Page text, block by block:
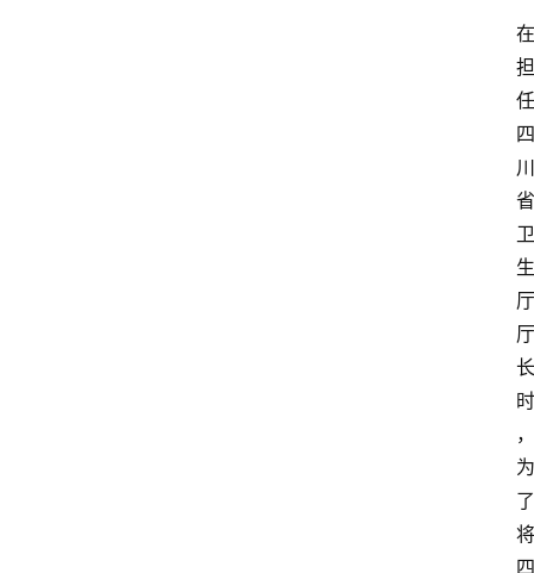
在
担
任
四
川
省
卫
生
厅
厅
长
时
，
为
了
将
四